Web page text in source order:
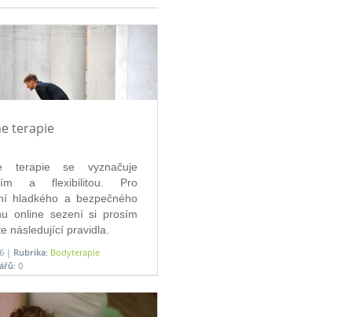
terapie
terapie se vyznačuje
a flexibilitou. Pro
hladkého a bezpečného
online sezení si prosím
následující pravidla.
| Rubrika: Bodyterapie
0